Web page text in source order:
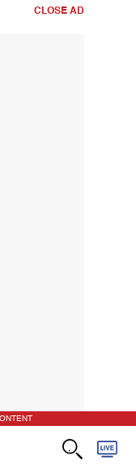
CLOSE AD